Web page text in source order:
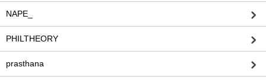
NAPE_
PHILTHEORY
prasthana